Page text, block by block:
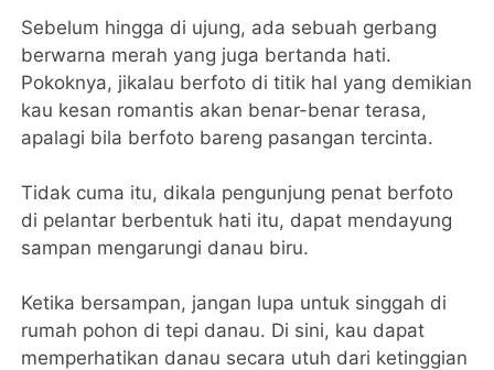
Sebelum hingga di ujung, ada sebuah gerbang
berwarna merah yang juga bertanda hati.
Pokoknya, jikalau berfoto di titik hal yang demikian
kau kesan romantis akan benar-benar terasa,
apalagi bila berfoto bareng pasangan tercinta.
Tidak cuma itu, dikala pengunjung penat berfoto
di pelantar berbentuk hati itu, dapat mendayung
sampan mengarungi danau biru.
Ketika bersampan, jangan lupa untuk singgah di
rumah pohon di tepi danau. Di sini, kau dapat
memperhatikan danau secara utuh dari ketinggian